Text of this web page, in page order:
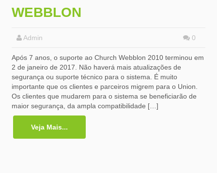
WEBBLON
Admin 0
Após 7 anos, o suporte ao Church Webblon 2010 terminou em
2 de janeiro de 2017. Não haverá mais atualizações de
segurança ou suporte técnico para o sistema. É muito
importante que os clientes e parceiros migrem para o Union.
Os clientes que mudarem para o sistema se beneficiarão de
maior segurança, da ampla compatibilidade […]
Veja Mais...